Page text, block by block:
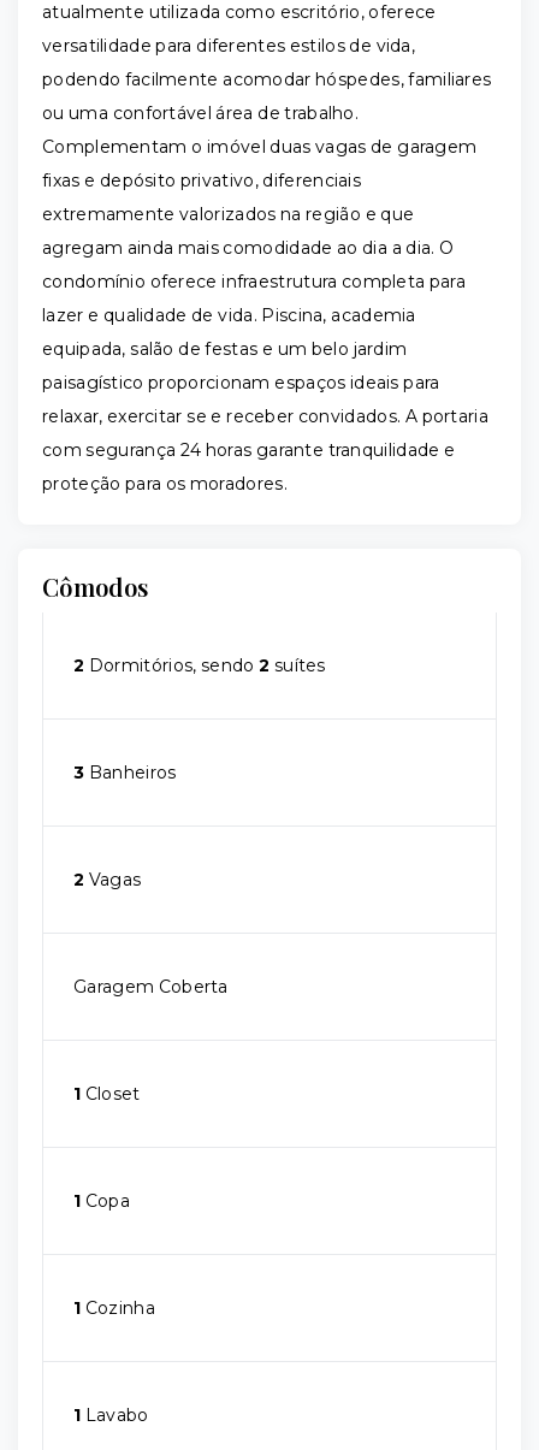
atualmente utilizada como escritório, oferece
versatilidade para diferentes estilos de vida,
podendo facilmente acomodar hóspedes, familiares
ou uma confortável área de trabalho.
Complementam o imóvel duas vagas de garagem
fixas e depósito privativo, diferenciais
extremamente valorizados na região e que
agregam ainda mais comodidade ao dia a dia. O
condomínio oferece infraestrutura completa para
lazer e qualidade de vida. Piscina, academia
equipada, salão de festas e um belo jardim
paisagístico proporcionam espaços ideais para
relaxar, exercitar se e receber convidados. A portaria
com segurança 24 horas garante tranquilidade e
proteção para os moradores.
Cômodos
2 Dormitórios, sendo2 suítes
3 Banheiros
2 Vagas
Garagem Coberta
1 Closet
1 Copa
1 Cozinha
1 Lavabo